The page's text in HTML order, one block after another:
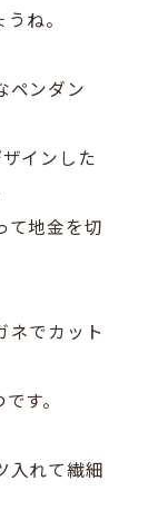
ね。
ペンダン
インした
て地金を切
ネでカット
す。
入れて繊細